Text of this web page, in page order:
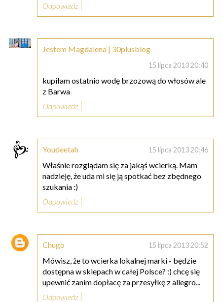
Odpowiedz
Jestem Magdalena | 30plusblog
15 lipca 2013 20:40
kupiłam ostatnio wodę brzozową do włosów ale
z Barwa
Odpowiedz
Youdeetah 15 lipca 2013 20:46
Właśnie rozglądam się za jakąś wcierką. Mam
nadzieję, że uda mi się ją spotkać bez zbędnego
szukania :)
Odpowiedz
Chugo 15 lipca 2013 20:52
Mówisz, że to wcierka lokalnej marki - będzie
dostępna w sklepach w całej Polsce? :) chcę się
upewnić zanim dopłacę za przesyłkę z allegro...
Odpowiedz